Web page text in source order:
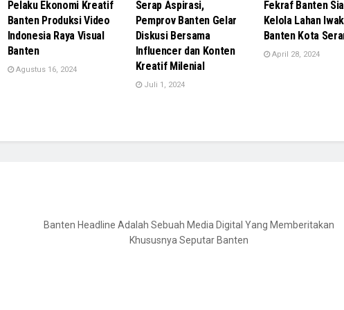
Pelaku Ekonomi Kreatif
Banten Produksi Video
Indonesia Raya Visual
Banten
Agustus 16, 2024
Serap Aspirasi,
Pemprov Banten Gelar
Diskusi Bersama
Influencer dan Konten
Kreatif Milenial
Juli 1, 2024
Fekraf Banten
Kelola Lahan Iwak
Banten Kota
April 28, 2024
Banten Headline Adalah Sebuah Media Digital Yang Memberitakan
Khususnya Seputar Banten